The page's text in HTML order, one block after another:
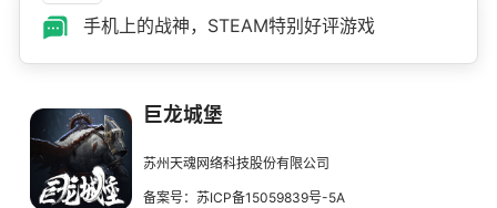
手机上的战神，STEAM特别好评游戏
巨龙城堡
苏州天魂网络科技股份有限公司
备案号：苏ICP备15059839号-5A